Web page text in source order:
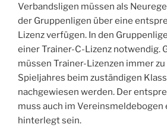
Verbandsligen müssen als
der Gruppenligen über eine
Lizenz verfügen. In den
einer Trainer-C-Lizenz notwendig.
müssen Trainer-Lizenzen immer zu
Spieljahres beim zuständigen
nachgewiesen werden. Der
muss auch im Vereinsmeldebogen
hinterlegt sein.